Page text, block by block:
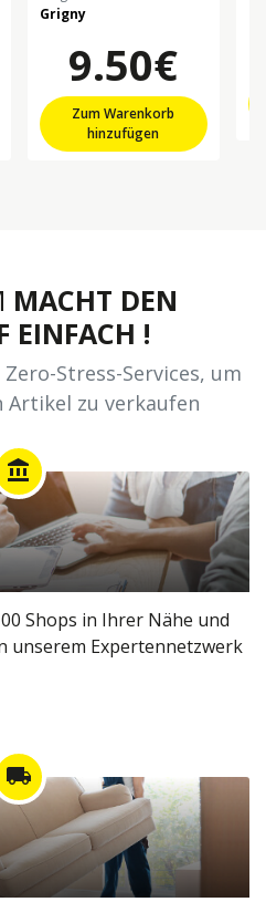
Grigny
9.50€
Zum Warenkorb
hinzufügen
MACHT DEN
EINFACH !
Stress-Services, um
Artikel zu verkaufen
account_balance
Shops in Ihrer Nähe und
unserem Expertennetzwerk
local_shipping